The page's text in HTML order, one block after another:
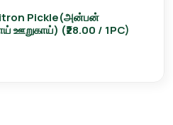
Pickle(அன்பன்
ஊறுகாய்) (₹28.00 / 1PC)